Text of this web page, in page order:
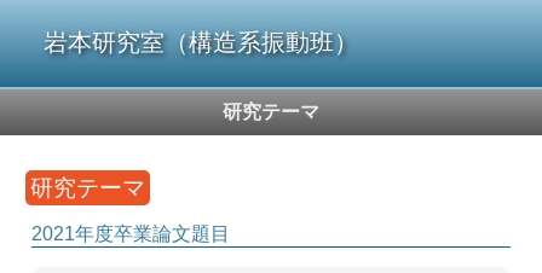
岩本研究室（構造系振動班）
研究テーマ
研究テーマ
2021年度卒業論文題目